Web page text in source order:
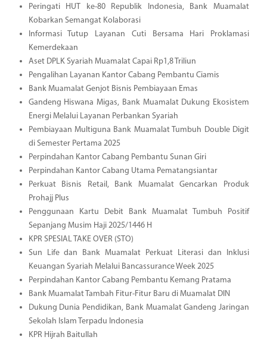
Peringati HUT ke-80 Republik Indonesia, Bank Muamalat
Kobarkan Semangat Kolaborasi
Informasi Tutup Layanan Cuti Bersama Hari Proklamasi
Kemerdekaan
Aset DPLK Syariah Muamalat Capai Rp1,8 Triliun
Pengalihan Layanan Kantor Cabang Pembantu Ciamis
Bank Muamalat Genjot Bisnis Pembiayaan Emas
Gandeng Hiswana Migas, Bank Muamalat Dukung Ekosistem
Energi Melalui Layanan Perbankan Syariah
Pembiayaan Multiguna Bank Muamalat Tumbuh Double Digit
di Semester Pertama 2025
Perpindahan Kantor Cabang Pembantu Sunan Giri
Perpindahan Kantor Cabang Utama Pematangsiantar
Perkuat Bisnis Retail, Bank Muamalat Gencarkan Produk
Prohajj Plus
Penggunaan Kartu Debit Bank Muamalat Tumbuh Positif
Sepanjang Musim Haji 2025/1446 H
KPR SPESIAL TAKE OVER (STO)
Sun Life dan Bank Muamalat Perkuat Literasi dan Inklusi
Keuangan Syariah Melalui Bancassurance Week 2025
Perpindahan Kantor Cabang Pembantu Kemang Pratama
Bank Muamalat Tambah Fitur-Fitur Baru di Muamalat DIN
Dukung Dunia Pendidikan, Bank Muamalat Gandeng Jaringan
Sekolah Islam Terpadu Indonesia
KPR Hijrah Baitullah